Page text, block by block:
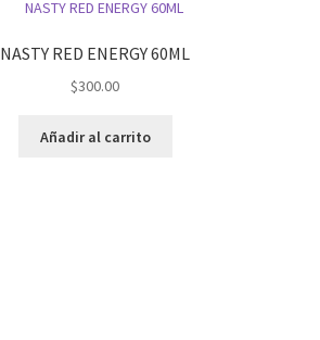
NASTY RED ENERGY 60ML
$300.00
Añadir al carrito